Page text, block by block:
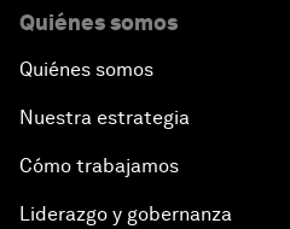
Quiénes somos
Quiénes somos
Nuestra estrategia
Cómo trabajamos
Liderazgo y gobernanza